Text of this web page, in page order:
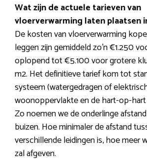
Wat zijn de actuele tarieven van
vloerverwarming laten plaatsen
De kosten van vloerverwarming
leggen zijn gemiddeld zo’n €1.250
oplopend tot €5.100 voor grotere
m2. Het definitieve tarief kom tot
systeem (watergedragen of
woonoppervlakte en de hart-op-hart
Zo noemen we de onderlinge
buizen. Hoe minimaler de afstand
verschillende leidingen is, hoe meer
zal afgeven.